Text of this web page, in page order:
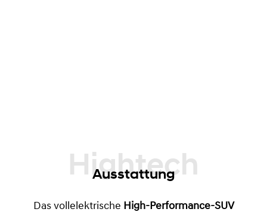
Hightech
Ausstattung
Das vollelektrische High-Performance-SUV